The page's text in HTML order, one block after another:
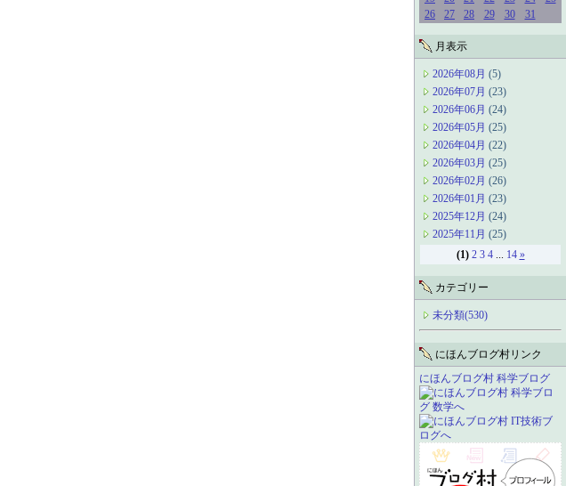
26
27 28 29 30 31
月表示
2026年08月 (5)
2026年07月 (23)
2026年06月 (24)
2026年05月 (25)
2026年04月 (22)
2026年03月 (25)
2026年02月 (26)
2026年01月 (23)
2025年12月 (24)
2025年11月 (25)
(1) 2 3 4... 14 »
カテゴリー
未分類(530)
にほんブログ村リンク
にほんブログ村 科学ブログ